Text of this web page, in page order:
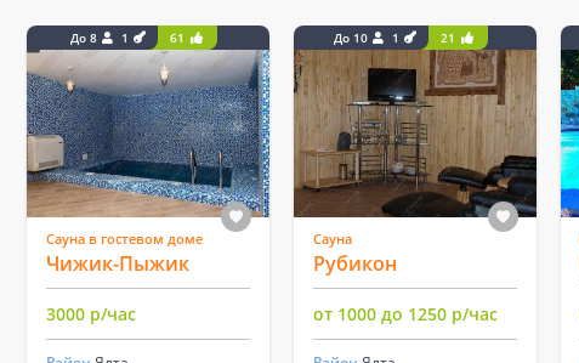
До 8 1 61
Сауна в гостевом доме
Чижик-Пыжик
3000 р/час
До 10 1 21
Сауна
Рубикон
от 1000 до 1250 р/час